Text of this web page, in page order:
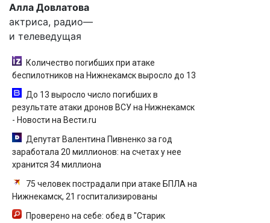
Алла Довлатова
актриса, радио—
и телеведущая
Количество погибших при атаке
беспилотников на Нижнекамск выросло до 13
До 13 выросло число погибших в
результате атаки дронов ВСУ на Нижнекамск
- Новости на Вести.ru
Депутат Валентина Пивненко за год
заработала 20 миллионов: на счетах у нее
хранится 34 миллиона
75 человек пострадали при атаке БПЛА на
Нижнекамск, 21 госпитализированы
Проверено на себе: обед в "Старик